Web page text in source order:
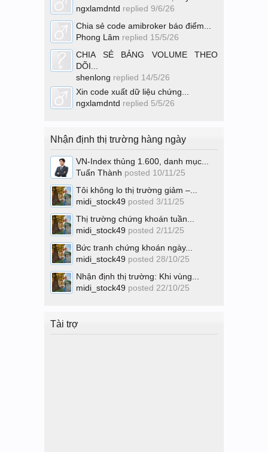
ngxlamdntd replied 9/6/26
Chia sẻ code amibroker báo điểm...
Phong Lâm replied 15/5/26
CHIA SẺ BẢNG VOLUME THEO
DÕI...
shenlong replied 14/5/26
Xin code xuất dữ liệu chứng...
ngxlamdntd replied 5/5/26
Nhận định thị trường hàng ngày
VN-Index thủng 1.600, danh mục...
Tuấn Thành posted 10/11/25
Tôi không lo thị trường giảm –...
midi_stock49 posted 3/11/25
Thị trường chứng khoán tuần...
midi_stock49 posted 2/11/25
Bức tranh chứng khoán ngày...
midi_stock49 posted 28/10/25
Nhận định thị trường: Khi vùng...
midi_stock49 posted 22/10/25
Tài trợ